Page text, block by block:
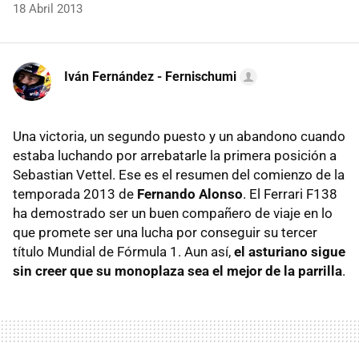
18 Abril 2013
Iván Fernández - Fernischumi
Una victoria, un segundo puesto y un abandono cuando
estaba luchando por arrebatarle la primera posición a
Sebastian Vettel. Ese es el resumen del comienzo de la
temporada 2013 de Fernando Alonso. El Ferrari F138
ha demostrado ser un buen compañero de viaje en lo
que promete ser una lucha por conseguir su tercer
título Mundial de Fórmula 1. Aun así, el asturiano sigue
sin creer que su monoplaza sea el mejor de la parrilla.